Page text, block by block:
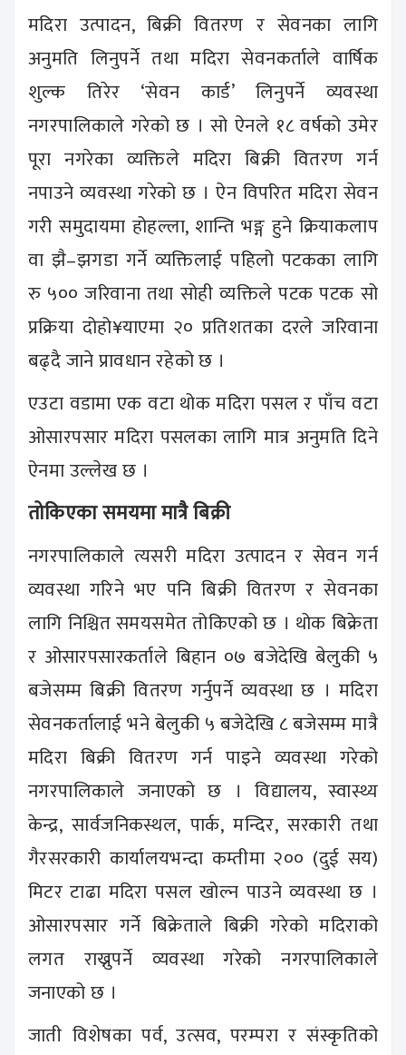
मदिरा उत्पादन, बिक्री वितरण र सेवनका लागि
अनुमति लिनुपर्ने तथा मदिरा सेवनकर्ताले वार्षिक
शुल्क तिरेर ‘सेवन कार्ड’ लिनुपर्ने व्यवस्था
नगरपालिकाले गरेको छ । सो ऐनले १८ वर्षको उमेर
पूरा नगरेका व्यक्तिले मदिरा बिक्री वितरण गर्न
नपाउने व्यवस्था गरेको छ । ऐन विपरित मदिरा सेवन
गरी समुदायमा होहल्ला, शान्ति भङ्ग हुने क्रियाकलाप
वा झै–झगडा गर्ने व्यक्तिलाई पहिलो पटकका लागि
रु ५०० जरिवाना तथा सोही व्यक्तिले पटक पटक सो
प्रक्रिया दोहो¥याएमा २० प्रतिशतका दरले जरिवाना
बढ्दै जाने प्रावधान रहेको छ ।
एउटा वडामा एक वटा थोक मदिरा पसल र पाँच वटा
ओसारपसार मदिरा पसलका लागि मात्र अनुमति दिने
ऐनमा उल्लेख छ ।
तोकिएका समयमा मात्रै बिक्री
नगरपालिकाले त्यसरी मदिरा उत्पादन र सेवन गर्न
व्यवस्था गरिने भए पनि बिक्री वितरण र सेवनका
लागि निश्चित समयसमेत तोकिएको छ । थोक बिक्रेता
र ओसारपसारकर्ताले बिहान ०७ बजेदेखि बेलुकी ५
बजेसम्म बिक्री वितरण गर्नुपर्ने व्यवस्था छ । मदिरा
सेवनकर्तालाई भने बेलुकी ५ बजेदेखि ८ बजेसम्म मात्रै
मदिरा बिक्री वितरण गर्न पाइने व्यवस्था गरेको
नगरपालिकाले जनाएको छ । विद्यालय, स्वास्थ्य
केन्द्र, सार्वजनिकस्थल, पार्क, मन्दिर, सरकारी तथा
गैरसरकारी कार्यालयभन्दा कम्तीमा २०० (दुई सय)
मिटर टाढा मदिरा पसल खोल्न पाउने व्यवस्था छ ।
ओसारपसार गर्ने बिक्रेताले बिक्री गरेको मदिराको
लगत राख्नुपर्ने व्यवस्था गरेको नगरपालिकाले
जनाएको छ ।
जाती विशेषका पर्व, उत्सव, परम्परा र संस्कृतिको